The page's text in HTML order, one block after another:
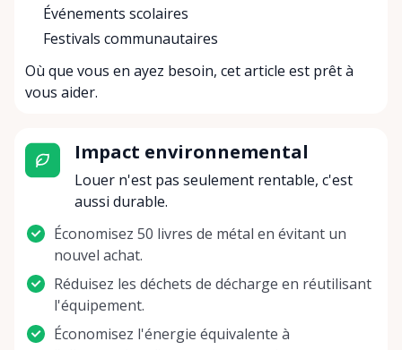
Événements scolaires
Festivals communautaires
Où que vous en ayez besoin, cet article est prêt à
vous aider.
Impact environnemental
Louer n'est pas seulement rentable, c'est
aussi durable.
Économisez 50 livres de métal en évitant un
nouvel achat.
Réduisez les déchets de décharge en réutilisant
l'équipement.
Économisez l'énergie équivalente à